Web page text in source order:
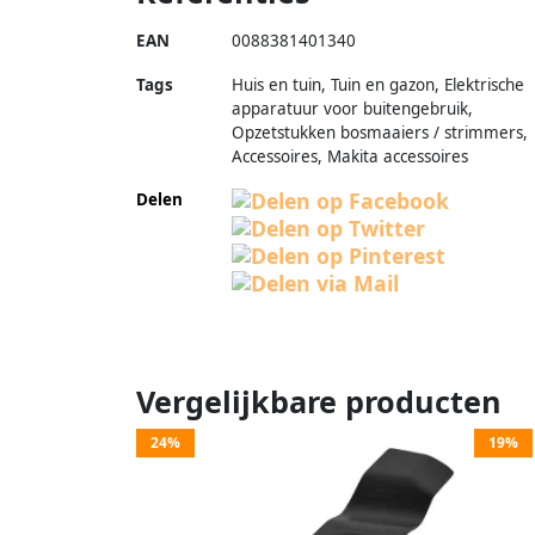
EAN 0088381401340
Tags
Huis en tuin, Tuin en gazon, Elektrische
apparatuur voor buitengebruik,
Opzetstukken bosmaaiers / strimmers,
Accessoires, Makita accessoires
Delen
Vergelijkbare producten
24% 19%